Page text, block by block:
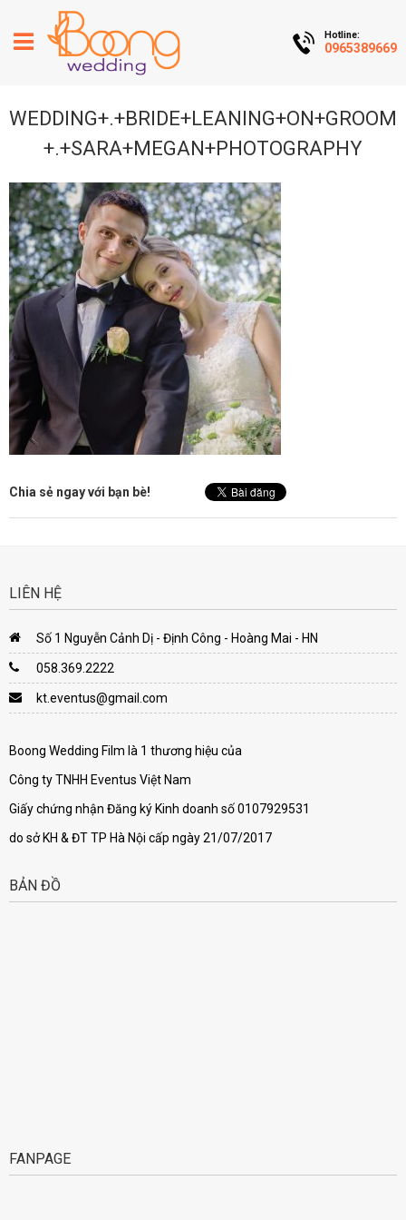
Hotline:
0965389669
WEDDING+.+BRIDE+LEANING+ON+GROOM
+.+SARA+MEGAN+PHOTOGRAPHY
Chia sẻ ngay với bạn bè!
LIÊN HỆ
Số 1 Nguyễn Cảnh Dị - Định Công - Hoàng Mai - HN
058.369.2222
kt.eventus@gmail.com
Boong Wedding Film là 1 thương hiệu của
Công ty TNHH Eventus Việt Nam
Giấy chứng nhận Đăng ký Kinh doanh số 0107929531
do sở KH & ĐT TP Hà Nội cấp ngày 21/07/2017
BẢN ĐỒ
FANPAGE